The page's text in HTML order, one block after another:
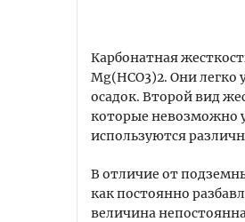
Карбонатная
Mg(HCO3)2. Они
осадок. Второй вид
которые невозможно
используются
В отличие от
как постоянно
величина